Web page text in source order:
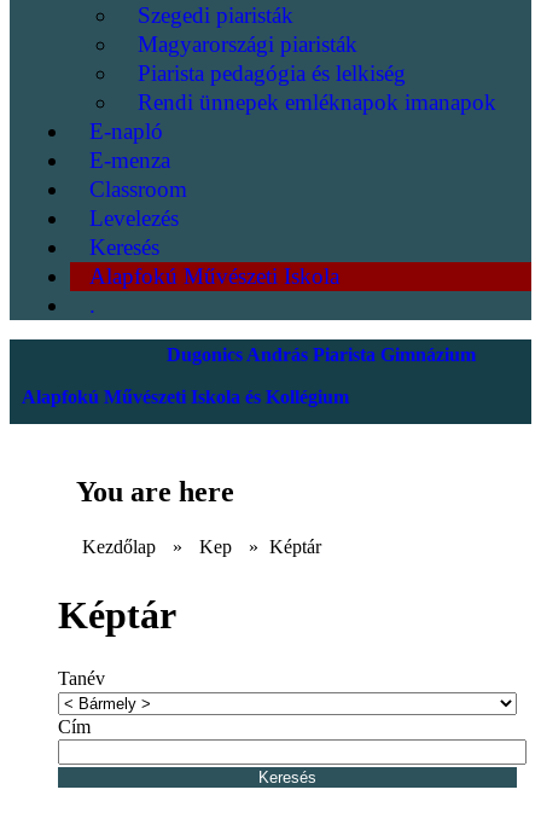
Szegedi piaristák
Magyarországi piaristák
Piarista pedagógia és lelkiség
Rendi ünnepek emléknapok imanapok
E-napló
E-menza
Classroom
Levelezés
Keresés
Alapfokú Művészeti Iskola
.
Dugonics András Piarista Gimnázium
Alapfokú Művészeti Iskola és Kollégium
You are here
Kezdőlap » Kep » Képtár
Képtár
Tanév
Cím